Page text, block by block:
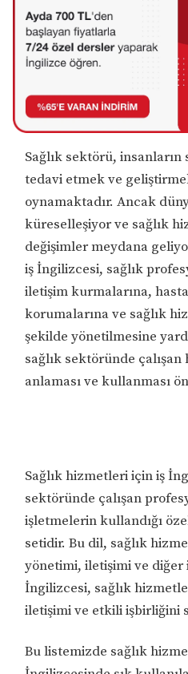
Sağlık sektörü, insanların
tedavi etmek ve
oynamaktadır. Ancak
küreselleşiyor ve sağlık
değişimler meydana
iş İngilizcesi, sağlık
iletişim kurmalarına, hasta
korumalarına ve sağlık
şekilde yönetilmesine
sağlık sektöründe
anlaması ve kullanması
Sağlık hizmetleri için iş
sektöründe çalışan
işletmelerin kullandığı
setidir. Bu dil, sağlık
yönetimi, iletişimi ve
İngilizcesi, sağlık
iletişimi ve etkili işbirliğini
Bu listemizde sağlık